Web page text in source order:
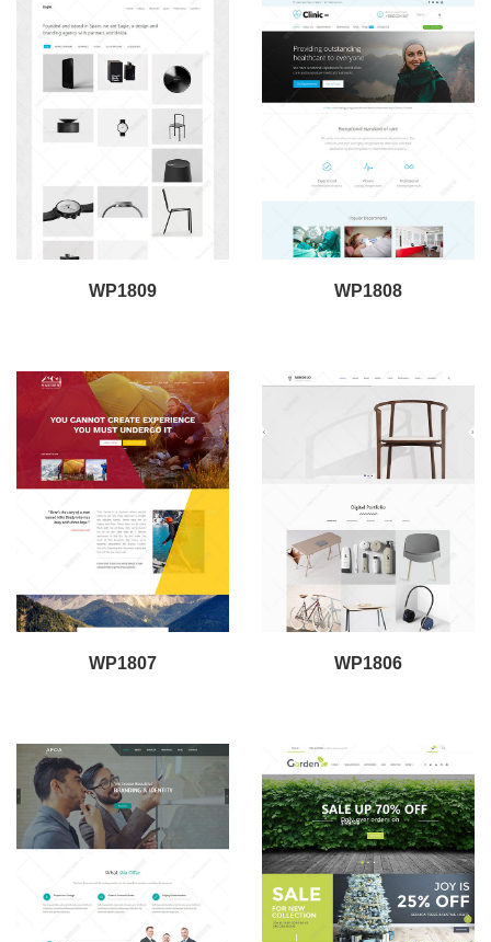
WP1809 WP1808
WP1807 WP1806